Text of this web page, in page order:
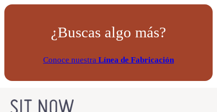
¿Buscas algo más?
Conoce nuestra Línea de Fabricación